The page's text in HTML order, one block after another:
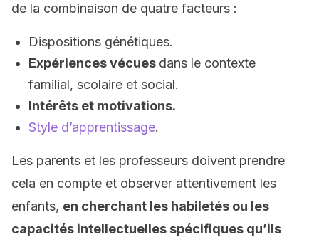
de la combinaison de quatre facteurs :
Dispositions génétiques.
Expériences vécues dans le contexte
familial, scolaire et social.
Intérêts et motivations.
Style d’apprentissage.
Les parents et les professeurs doivent prendre
cela en compte et observer attentivement les
enfants, en cherchant les habiletés ou les
capacités intellectuelles spécifiques qu’ils